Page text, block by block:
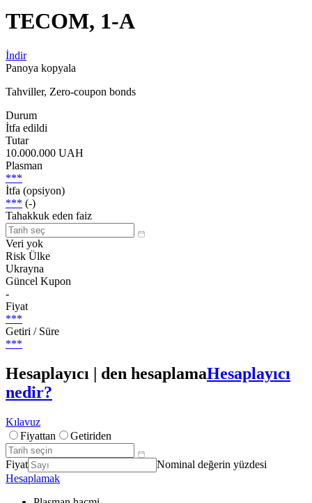
TECOM, 1-A
İndir
Panoya kopyala
Tahviller, Zero-coupon bonds
Durum
İtfa edildi
Tutar
10.000.000 UAH
Plasman
***
İtfa (opsiyon)
*** (-)
Tahakkuk eden faiz
Veri yok
Risk Ülke
Ukrayna
Güncel Kupon
-
Fiyat
***
Getiri / Süre
***
Hesaplayıcı | den hesaplamaHesaplayıcı
nedir?
Kılavuz
Fiyattan
Getiriden
Fiyat
Nominal değerin yüzdesi
Hesaplamak